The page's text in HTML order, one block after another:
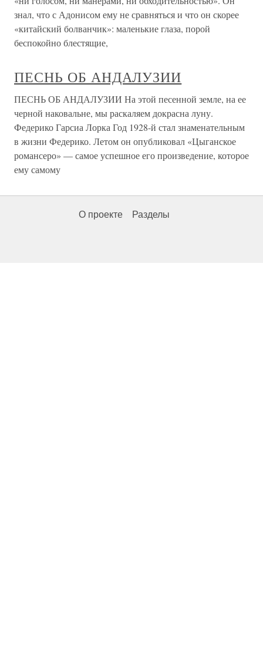
знал, что с Адонисом ему не сравняться и что он скорее
«китайский болванчик»: маленькие глаза, порой
беспокойно блестящие,
ПЕСНЬ ОБ АНДАЛУЗИИ
ПЕСНЬ ОБ АНДАЛУЗИИ На этой песенной земле, на ее
черной наковальне, мы раскаляем докрасна луну.
Федерико Гарсиа Лорка Год 1928-й стал знаменательным
в жизни Федерико. Летом он опубликовал «Цыганское
романсеро» — самое успешное его произведение, которое
ему самому
О проекте Разделы